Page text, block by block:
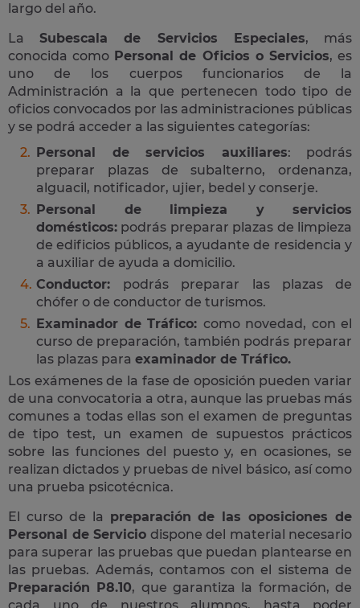
largo del año.
LaSubescala de Servicios Especiales, más
conocida como Personal de Oficios o Servicios, es
uno de los cuerpos funcionarios de la
Administración a la que pertenecen todo tipo de
oficios convocados por las administraciones públicas
y se podrá acceder a las siguientes categorías:
Personal de servicios auxiliares: podrás
preparar plazas de subalterno, ordenanza,
alguacil, notificador, ujier, bedel y conserje.
Personal de limpieza y servicios
domésticos: podrás preparar plazas de limpieza
de edificios públicos, a ayudante de residencia y
a auxiliar de ayuda a domicilio.
Conductor: podrás preparar las plazas de
chófer o de conductor de turismos.
Examinador de Tráfico: como novedad, con el
curso de preparación, también podrás preparar
las plazas para examinador de Tráfico.
Los exámenes de la fase de oposición pueden variar
de una convocatoria a otra, aunque las pruebas más
comunes a todas ellas son el examen de preguntas
de tipo test, un examen de supuestos prácticos
sobre las funciones del puesto y, en ocasiones, se
realizan dictados y pruebas de nivel básico, así como
una prueba psicotécnica.
El curso de la preparación de las oposiciones de
Personal de Servicio dispone del material necesario
para superar las pruebas que puedan plantearse en
las pruebas. Además, contamos con el sistema de
Preparación P8.10, que garantiza la formación, de